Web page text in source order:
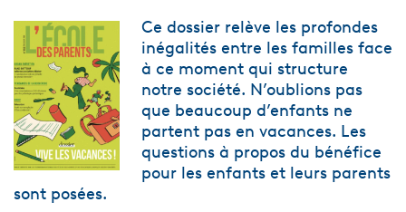
Ce dossier relève les profondes
inégalités entre les familles face
à ce moment qui structure
notre société. N’oublions pas
que beaucoup d’enfants ne
partent pas en vacances. Les
questions à propos du bénéfice
pour les enfants et leurs parents
sont posées.